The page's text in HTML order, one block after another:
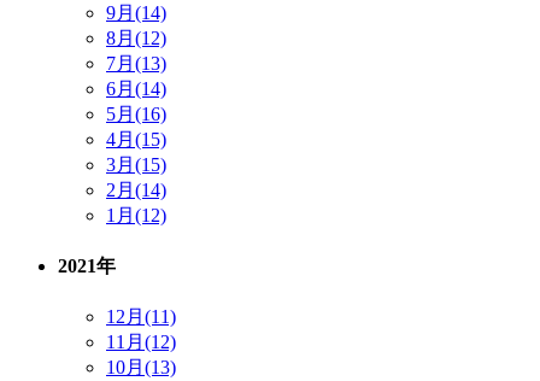
9月(14)
8月(12)
7月(13)
6月(14)
5月(16)
4月(15)
3月(15)
2月(14)
1月(12)
2021年
12月(11)
11月(12)
10月(13)